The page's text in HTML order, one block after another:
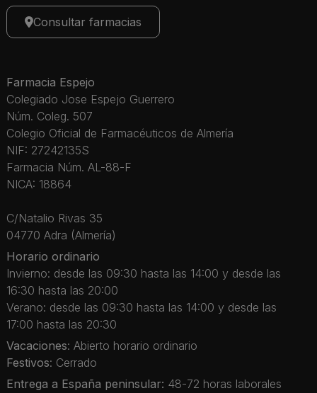
Consultar farmacias
Farmacia Espejo
Colegiado Jose Espejo Guerrero
Núm. Coleg. 507
Colegio Oficial de Farmacéuticos de Almería
NIF: 27242135S
Farmacia Núm. AL-88-F
NICA: 18864
C/Natalio Rivas 35
04770 Adra (Almería)
Horario ordinario
Invierno: desde las 09:30 hasta las 14:00 y desde las
16:30 hasta las 20:00
Verano: desde las 09:30 hasta las 14:00 y desde las
17:00 hasta las 20:30
Vacaciones: Abierto horario ordinario
Festivos: Cerrado
Entrega a España peninsular: 48-72 horas laborales